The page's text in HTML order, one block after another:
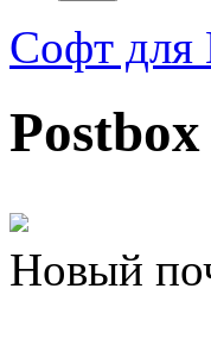
Софт для
Postbox
Новый